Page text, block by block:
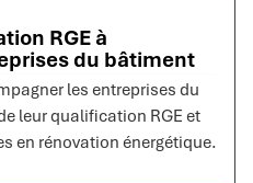
RGE à
du bâtiment
les entreprises du
leur qualification RGE et
en rénovation énergétique.